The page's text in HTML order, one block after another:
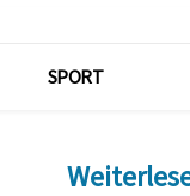
SPORT